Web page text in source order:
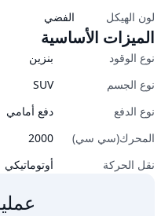
لون الهيكل
الفضي
الميزات الأساسية
نوع الوقود
بنزين
نوع الجسم
SUV
نوع الدفع
دفع أمامي
المحرك(سي سي)
2000
نقل الحركة
أوتوماتيكي